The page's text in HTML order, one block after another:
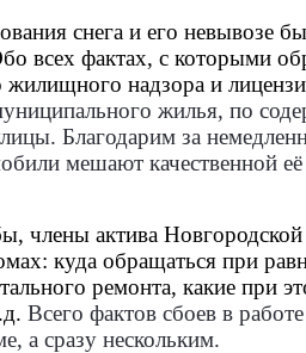
снега и его невывозе
всех фактах, с которыми
жилищного надзора и
жилья, по
Благодарим за
мешают качественной
члены актива
куда обращаться при
ремонта, какие при
Всего фактов сбоев в
а сразу нескольким.